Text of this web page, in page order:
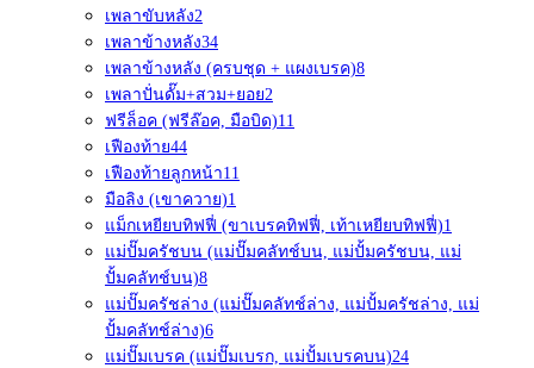
เพลาขับหลัง2
เพลาข้างหลัง34
เพลาข้างหลัง (ครบชุด + แผงเบรค)8
เพลาปั่นดั๊ม+สวม+ยอย2
ฟรีล็อค (ฟรีล๊อค, มือบิด)11
เฟืองท้าย44
เฟืองท้ายลูกหน้า11
มือลิง (เขาควาย)1
แม็กเหยียบทิฟฟี่ (ขาเบรคทิฟฟี่, เท้าเหยียบทิฟฟี่)1
แม่ปั๊มครัชบน (แม่ปั๊มคลัทช์บน, แม่ปั้มครัชบน, แม่
ปั้มคลัทช์บน)8
แม่ปั๊มครัชล่าง (แม่ปั๊มคลัทช์ล่าง, แม่ปั้มครัชล่าง, แม่
ปั้มคลัทช์ล่าง)6
แม่ปั๊มเบรค (แม่ปั๊มเบรก, แม่ปั้มเบรคบน)24